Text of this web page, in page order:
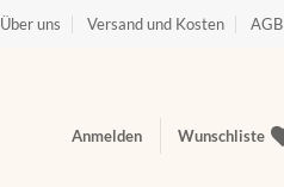
Über uns Versand und Kosten AGB
Anmelden Wunschliste